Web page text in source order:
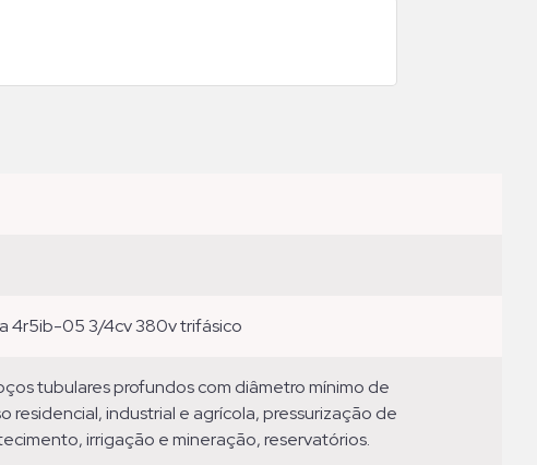
4r5ib-05 3/4cv 380v trifásico
residencial, industrial e agrícola, pressurização de
irrigação e mineração, reservatórios.